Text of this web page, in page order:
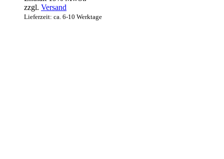
zzgl. Versand
Lieferzeit: ca. 6-10 Werktage